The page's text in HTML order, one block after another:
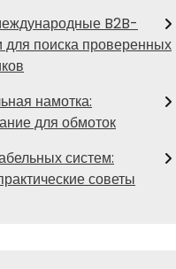
B2B-
для поиска проверенных
намотка:
для обмоток
систем:
советы